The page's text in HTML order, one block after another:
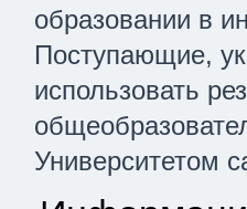
образовании в
Поступающие,
использовать
Университетом